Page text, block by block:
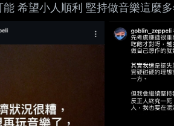
能 希望小人順利 堅持做音樂這麼